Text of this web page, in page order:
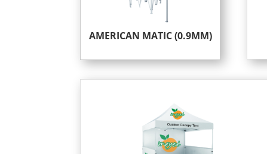
AMERICAN MATIC (0.9MM)